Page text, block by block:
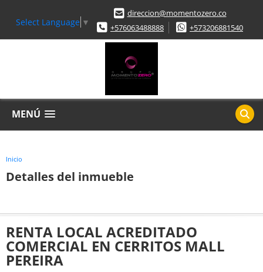
Select Language ▼
direccion@momentozero.co
+576063488888
+573206881540
MENÚ
Inicio
Detalles del inmueble
RENTA LOCAL ACREDITADO
COMERCIAL EN CERRITOS MALL
PEREIRA